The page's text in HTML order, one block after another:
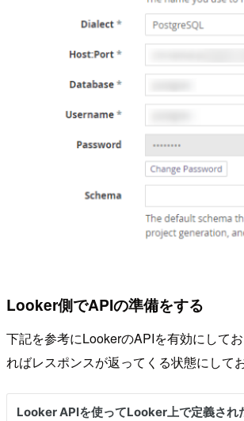
Looker側でAPIの準備をする
下記を参考にLookerのAPIを有効にして
ればレスポンスが返ってくる状態にしてお